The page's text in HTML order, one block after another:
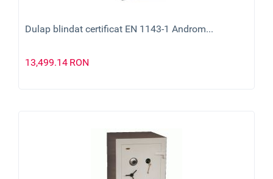
Dulap blindat certificat EN 1143-1 Androm...
13,499.14 RON